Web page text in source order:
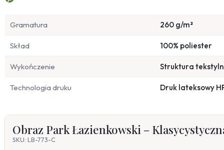
Gramatura 260 g/m²
Skład 100% poliester
Wykończenie Struktura
Technologia druku Druk lateksowy
Obraz Park Łazienkowski –
SKU: LB-773-C